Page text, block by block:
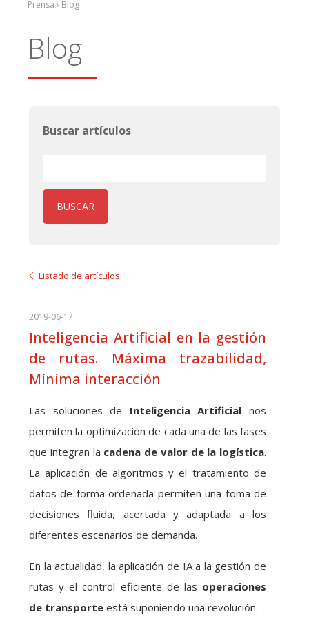
Prensa › Blog
Blog
Listado de artículos
2019-06-17
Inteligencia Artificial en la gestión
de rutas. Máxima trazabilidad,
Mínima interacción
Las soluciones de Inteligencia Artificial nos
permiten la optimización de cada una de las fases
que integran la cadena de valor de la logística.
La aplicación de algoritmos y el tratamiento de
datos de forma ordenada permiten una toma de
decisiones fluida, acertada y adaptada a los
diferentes escenarios de demanda.
En la actualidad, la aplicación de IA a la gestión de
rutas y el control eficiente de las operaciones
de transporte está suponiendo una revolución.
Buscar artículos
BUSCAR